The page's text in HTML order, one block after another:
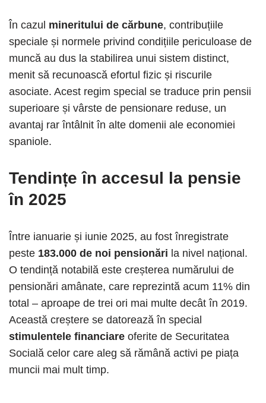
În cazul mineritului de cărbune, contribuțiile
speciale și normele privind condițiile periculoase de
muncă au dus la stabilirea unui sistem distinct,
menit să recunoască efortul fizic și riscurile
asociate. Acest regim special se traduce prin pensii
superioare și vârste de pensionare reduse, un
avantaj rar întâlnit în alte domenii ale economiei
spaniole.
Tendințe în accesul la pensie
în 2025
Între ianuarie și iunie 2025, au fost înregistrate
peste 183.000 de noi pensionări la nivel național.
O tendință notabilă este creșterea numărului de
pensionări amânate, care reprezintă acum 11% din
total – aproape de trei ori mai multe decât în 2019.
Această creștere se datorează în special
stimulentele financiare oferite de Securitatea
Socială celor care aleg să rămână activi pe piața
muncii mai mult timp.